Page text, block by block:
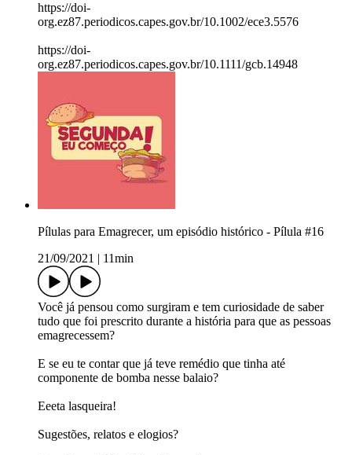
https://doi-
org.ez87.periodicos.capes.gov.br/10.1002/ece3.5576
https://doi-
org.ez87.periodicos.capes.gov.br/10.1111/gcb.14948
Pílulas para Emagrecer, um episódio histórico - Pílula #16
21/09/2021
11min
Você já pensou como surgiram e tem curiosidade de saber
tudo que foi prescrito durante a história para que as pessoas
emagrecessem?
E se eu te contar que já teve remédio que tinha até
componente de bomba nesse balaio?
Eeeta lasqueira!
Sugestões, relatos e elogios?